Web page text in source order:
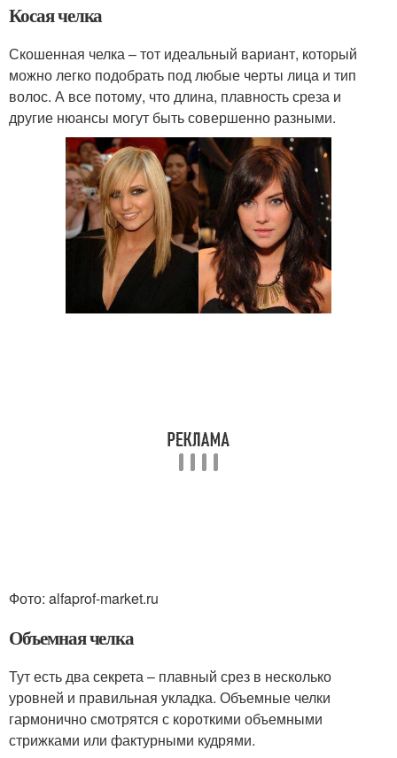
Косая челка
Скошенная челка – тот идеальный вариант, который
можно легко подобрать под любые черты лица и тип
волос. А все потому, что длина, плавность среза и
другие нюансы могут быть совершенно разными.
Фото: alfaprof-market.ru
Объемная челка
Тут есть два секрета – плавный срез в несколько
уровней и правильная укладка. Объемные челки
гармонично смотрятся с короткими объемными
стрижками или фактурными кудрями.